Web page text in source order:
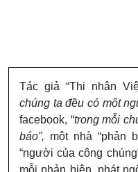
Tác giả “Thi nhân
chúng ta đều có một
facebook, “trong mỗi
báo”, một nhà “phản
“người của công
mỗi phản biện, phát